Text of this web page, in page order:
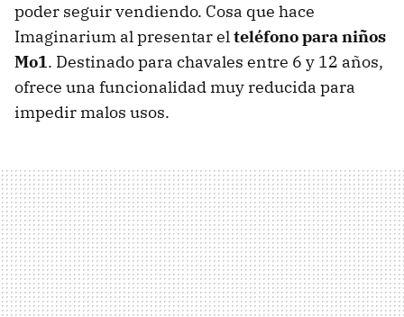
poder seguir vendiendo. Cosa que hace
Imaginarium al presentar elteléfono para niños
Mo1. Destinado para chavales entre 6 y 12 años,
ofrece una funcionalidad muy reducida para
impedir malos usos.